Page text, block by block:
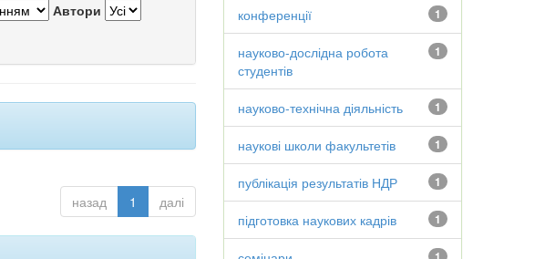
Автори
назад 1 далі
1
конференції
1
науково-дослідна робота
студентів
1
науково-технічна діяльність
1
наукові школи факультетів
1
публікація результатів НДР
1
підготовка наукових кадрів